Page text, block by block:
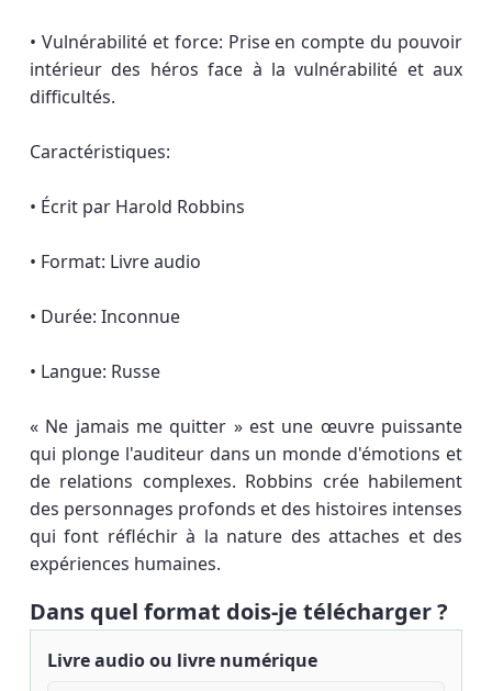
• Vulnérabilité et force: Prise en compte du pouvoir
intérieur des héros face à la vulnérabilité et aux
difficultés.
Caractéristiques:
• Écrit par Harold Robbins
• Format: Livre audio
• Durée: Inconnue
• Langue: Russe
« Ne jamais me quitter » est une œuvre puissante
qui plonge l'auditeur dans un monde d'émotions et
de relations complexes. Robbins crée habilement
des personnages profonds et des histoires intenses
qui font réfléchir à la nature des attaches et des
expériences humaines.
Dans quel format dois-je télécharger ?
Livre audio ou livre numérique